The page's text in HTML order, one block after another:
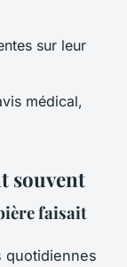
sur leur
médical,
souvent
faisait
quotidiennes